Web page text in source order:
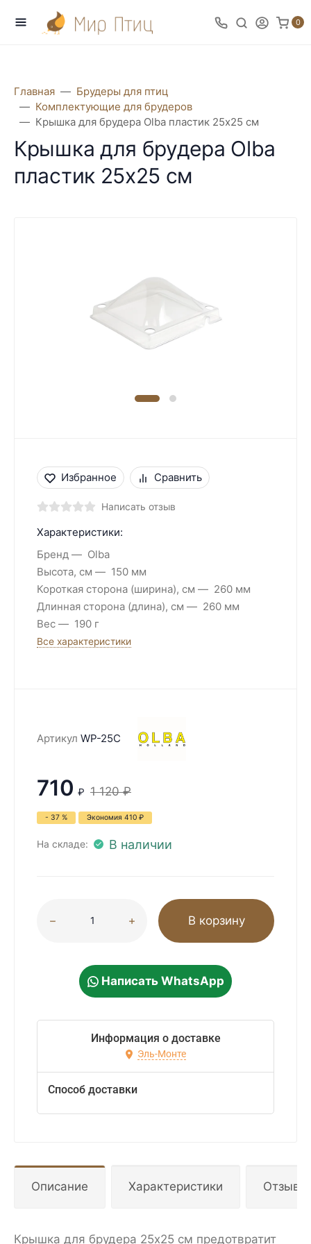
0
Главная
Брудеры для птиц
Комплектующие для брудеров
Крышка для брудера Olba пластик 25х25 см
Крышка для брудера Olba
пластик 25х25 см
Избранное Сравнить
Написать отзыв
Характеристики:
Бренд
Olba
Высота, см
150 мм
Короткая сторона (ширина), см
260 мм
Длинная сторона (длина), см
260 мм
Вес
190 г
Все характеристики
Артикул WP-25C
710 ₽ 1 120 ₽
- 37 % Экономия 410 ₽
На складе: В наличии
В корзину
Написать WhatsApp
Информация о доставке
Эль-Монте
Способ доставки
Описание Характеристики
Крышка для брудера 25х25 см предотвратит